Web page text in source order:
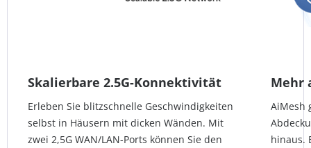
Skalierbare 2.5G-Konnektivität
Erleben Sie blitzschnelle Geschwindigkeiten
selbst in Häusern mit dicken Wänden. Mit
zwei 2,5G WAN/LAN-Ports können Sie den
Mehr
AiMesh
hinaus.